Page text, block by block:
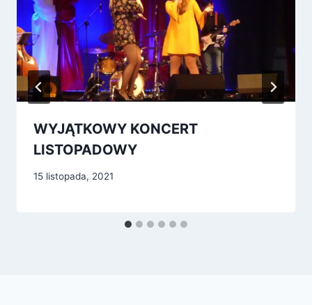
WYJĄTKOWY KONCERT
LISTOPADOWY
15 listopada, 2021